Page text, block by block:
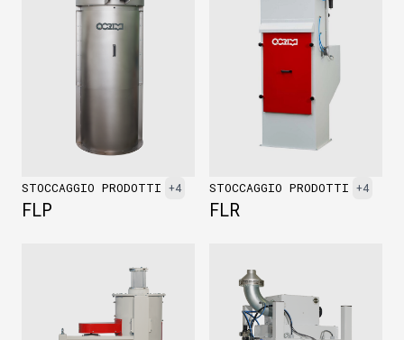
STOCCAGGIO PRODOTTI +4
FLP
STOCCAGGIO PRODOTTI +4
FLR